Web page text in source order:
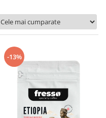
-13%